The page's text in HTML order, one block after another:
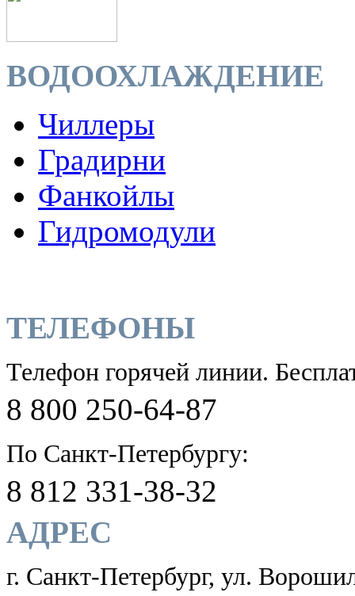
ВОДООХЛАЖДЕНИЕ
Чиллеры
Градирни
Фанкойлы
Гидромодули
ТЕЛЕФОНЫ
Телефон горячей линии.
8 800 250-64-87
По Санкт-Петербургу:
8 812 331-38-32
АДРЕС
г. Санкт-Петербург, ул.